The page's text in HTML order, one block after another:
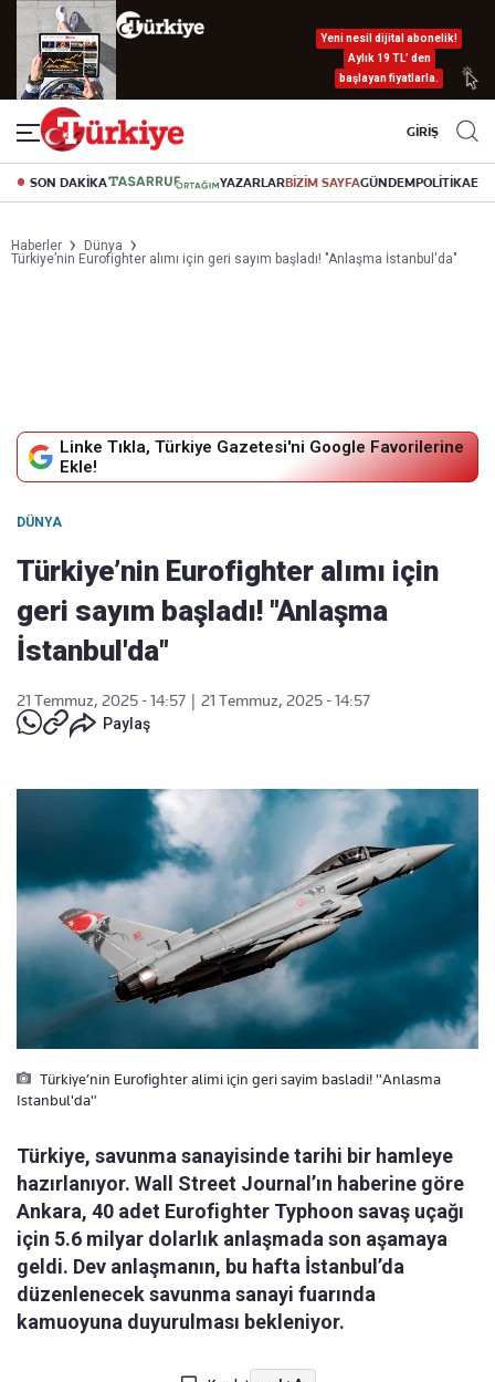
Yeni nesil dijital abonelik!
Aylık 19 TL’ den
başlayan fiyatlarla.
GİRİŞ
SON DAKİKA YAZARLARBİZİM SAYFAGÜNDEMPOLİTİKA
Haberler
Dünya
Türkiye’nin Eurofighter alımı için geri sayım başladı! "Anlaşma İstanbul'da"
Linke Tıkla, Türkiye Gazetesi'ni Google Favorilerine
Ekle!
DÜNYA
Türkiye’nin Eurofighter alımı için
geri sayım başladı! "Anlaşma
İstanbul'da"
21 Temmuz, 2025 - 14:57
21 Temmuz, 2025 - 14:57
Paylaş
Türkiye’nin Eurofighter alimi için geri sayim basladi! "Anlasma
Istanbul'da"
Türkiye, savunma sanayisinde tarihi bir hamleye
hazırlanıyor. Wall Street Journal’ın haberine göre
Ankara, 40 adet Eurofighter Typhoon savaş uçağı
için 5.6 milyar dolarlık anlaşmada son aşamaya
geldi. Dev anlaşmanın, bu hafta İstanbul’da
düzenlenecek savunma sanayi fuarında
kamuoyuna duyurulması bekleniyor.